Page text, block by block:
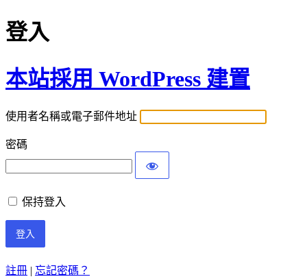
登入
本站採用 WordPress 建置
使用者名稱或電子郵件地址
密碼
保持登入
註冊 | 忘記密碼？